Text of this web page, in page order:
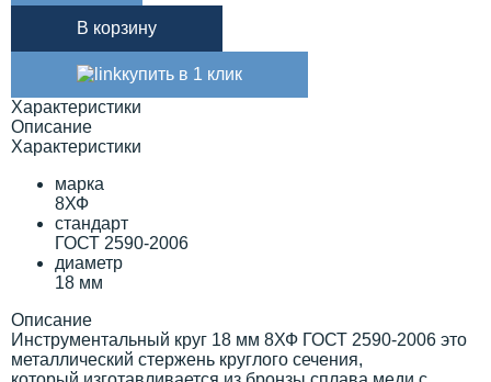
В корзину
купить в 1 клик
Характеристики
Описание
Характеристики
марка
8ХФ
стандарт
ГОСТ 2590-2006
диаметр
18 мм
Описание
Инструментальный круг 18 мм 8ХФ ГОСТ 2590-2006 это
металлический стержень круглого сечения,